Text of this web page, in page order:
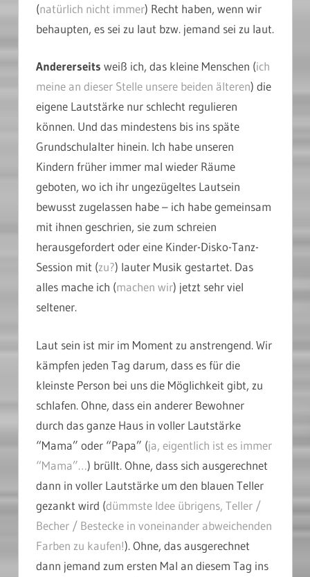
(natürlich nicht immer) Recht haben, wenn wir
behaupten, es sei zu laut bzw. jemand sei zu laut.
Andererseits weiß ich, das kleine Menschen (ich
meine an dieser Stelle unsere beiden älteren) die
eigene Lautstärke nur schlecht regulieren
können. Und das mindestens bis ins späte
Grundschulalter hinein. Ich habe unseren
Kindern früher immer mal wieder Räume
geboten, wo ich ihr ungezügeltes Lautsein
bewusst zugelassen habe – ich habe gemeinsam
mit ihnen geschrien, sie zum schreien
herausgefordert oder eine Kinder-Disko-Tanz-
Session mit (zu?) lauter Musik gestartet. Das
alles mache ich (machen wir) jetzt sehr viel
seltener.
Laut sein ist mir im Moment zu anstrengend. Wir
kämpfen jeden Tag darum, dass es für die
kleinste Person bei uns die Möglichkeit gibt, zu
schlafen. Ohne, dass ein anderer Bewohner
durch das ganze Haus in voller Lautstärke
“Mama” oder “Papa” (ja, eigentlich ist es immer
“Mama”…) brüllt. Ohne, dass sich ausgerechnet
dann in voller Lautstärke um den blauen Teller
gezankt wird (dümmste Idee übrigens, Teller /
Becher / Bestecke in voneinander abweichenden
Farben zu kaufen!). Ohne, das ausgerechnet
dann jemand zum ersten Mal an diesem Tag ins